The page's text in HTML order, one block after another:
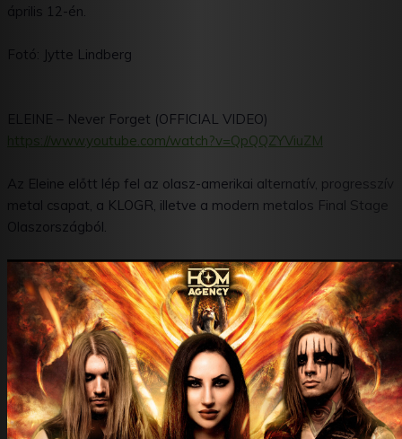
április 12-én.
Fotó: Jytte Lindberg
ELEINE – Never Forget (OFFICIAL VIDEO)
https://www.youtube.com/watch?v=QpQQZYViuZM
Az Eleine előtt lép fel az olasz-amerikai alternatív, progresszív
metal csapat, a KLOGR, illetve a modern metalos Final Stage
Olaszországból.